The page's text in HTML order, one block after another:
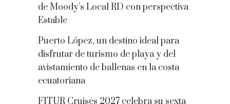
de Moody’s Local RD con perspectiva
Estable
Puerto López, un destino ideal para
disfrutar de turismo de playa y del
avistamiento de ballenas en la costa
ecuatoriana
FITUR Cruises 2027 celebra su sexta